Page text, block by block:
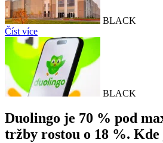
BLACK
Číst více
BLACK
Duolingo je 70 % pod
tržby rostou o 18 %. Kde